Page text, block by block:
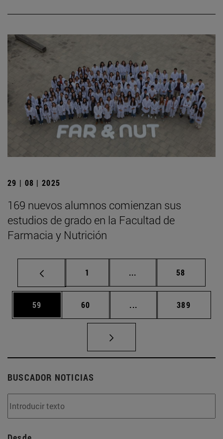
29 | 08 | 2025
169 nuevos alumnos comienzan sus
estudios de grado en la Facultad de
Farmacia y Nutrición
Página
1 ... Páginas intermedias
Página
58
Página
59 Página
60 ... Páginas intermedias
Página
389
BUSCADOR NOTICIAS